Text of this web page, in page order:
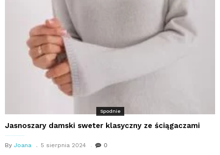
Spodnie
Jasnoszary damski sweter klasyczny ze ściągaczami
By Joana 5 sierpnia 2024 0